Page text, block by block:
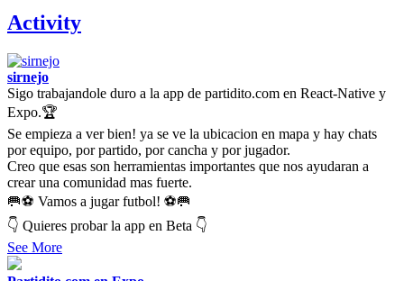
Activity
sirnejo
Sigo trabajandole duro a la app de partidito.com en React-Native y
Expo.🏆
Se empieza a ver bien! ya se ve la ubicacion en mapa y hay chats
por equipo, por partido, por cancha y por jugador.
Creo que esas son herramientas importantes que nos ayudaran a
crear una comunidad mas fuerte.
🥅⚽ Vamos a jugar futbol! ⚽🥅
👇 Quieres probar la app en Beta 👇
See More